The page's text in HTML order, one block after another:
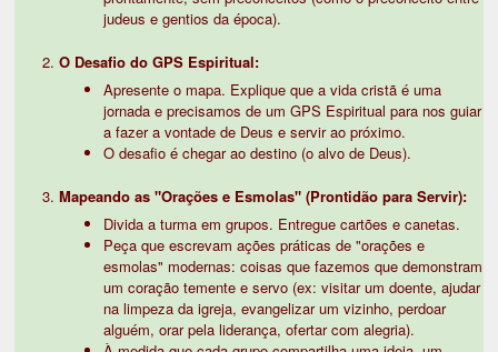
judeus e gentios da época).
O Desafio do GPS Espiritual:
Apresente o mapa. Explique que a vida cristã é uma
jornada e precisamos de um GPS Espiritual para nos guiar
a fazer a vontade de Deus e servir ao próximo.
O desafio é chegar ao destino (o alvo de Deus).
Mapeando as "Orações e Esmolas" (Prontidão para Servir):
Divida a turma em grupos. Entregue cartões e canetas.
Peça que escrevam ações práticas de "orações e
esmolas" modernas: coisas que fazemos que demonstram
um coração temente e servo (ex: visitar um doente, ajudar
na limpeza da igreja, evangelizar um vizinho, perdoar
alguém, orar pela liderança, ofertar com alegria).